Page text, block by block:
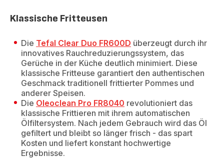
Klassische Fritteusen
Die Tefal Clear Duo FR600D überzeugt durch ihr
innovatives Rauchreduzierungssystem, das
Gerüche in der Küche deutlich minimiert. Diese
klassische Fritteuse garantiert den authentischen
Geschmack traditionell frittierter Pommes und
anderer Speisen.
Die Oleoclean Pro FR8040 revolutioniert das
klassische Frittieren mit ihrem automatischen
Ölfiltersystem. Nach jedem Gebrauch wird das Öl
gefiltert und bleibt so länger frisch - das spart
Kosten und liefert konstant hochwertige
Ergebnisse.